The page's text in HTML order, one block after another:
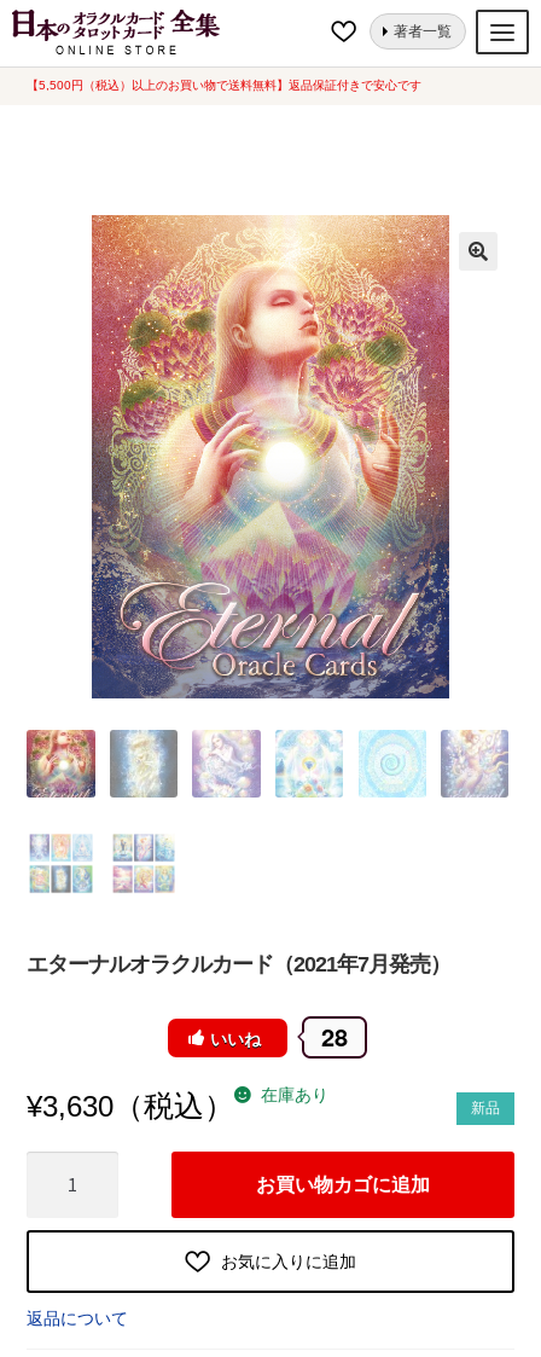
【5,500円（税込）以上のお買い物で送料無料】返品保証付きで安心です
ナ
コ
著者一覧
オラクルカード
トランプ
セット
新品一覧
中古一覧
希少品
カード関連グッズ
ホーム オラクルカード 動物・自然
エターナルオラクルカード（2021
年7月発売）
エターナルオラクルカード（2021年7月発売）
いいね 28
新品
¥3,630 （税込） 在庫あり
ー
ル
オ
お買い物カゴに追加
お気に入りに追加
返品について